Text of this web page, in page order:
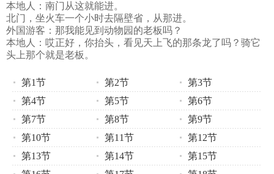
本地人：南门从这就能进。
北门，坐火车一个小时去隔壁省，从那进。
外国游客：那我能见到动物园的老板吗？
本地人：哎正好，你抬头，看见天上飞的那条龙了吗？骑它
头上那个就是老板。
第1节 第2节
第3节
第4节
第5节
第6节
第7节
第8节
第9节
第10节
第11节
第12节
第13节
第14节
第15节